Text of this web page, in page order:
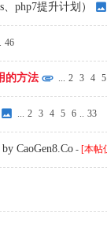
php7提升计划）
46
的方法 ... 2 3 4 5
... 2 3 4 5 6 .. 33
CaoGen8.Co- [本帖